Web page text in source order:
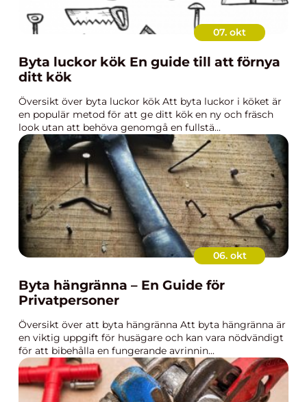
07. okt
Byta luckor kök En guide till att förnya
ditt kök
Översikt över byta luckor kök Att byta luckor i köket är
en populär metod för att ge ditt kök en ny och fräsch
look utan att behöva genomgå en fullstä...
06. okt
Byta hängränna – En Guide för
Privatpersoner
Översikt över att byta hängränna Att byta hängränna är
en viktig uppgift för husägare och kan vara nödvändigt
för att bibehålla en fungerande avrinnin...